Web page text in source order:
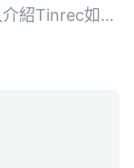
紹Tinrec如何